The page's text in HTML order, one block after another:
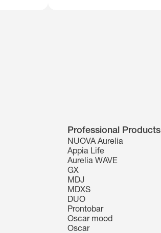
Professional Products
NUOVA Aurelia
Appia Life
Aurelia WAVE
GX
MDJ
MDXS
DUO
Prontobar
Oscar mood
Oscar